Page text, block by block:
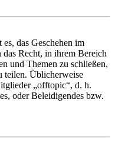
das Geschehen im
das Recht, in ihrem Bereich
und Themen zu schließen,
teilen. Üblicherweise
„offtopic“, d. h.
oder Beleidigendes bzw.